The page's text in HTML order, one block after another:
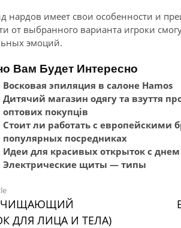
нардов имеет свои особенности и
от выбранного варианта игроки
эмоций.
Вам Будет Интересно
Восковая эпиляция в салоне Hamos
Дитячий магазин одягу та взуття
оптових покупців
Стоит ли работать с европейскими
популярных посредниках
Идеи для красивых открыток с
Электрические щиты — типы
ДЛЯ ЛИЦА И ТЕЛА)